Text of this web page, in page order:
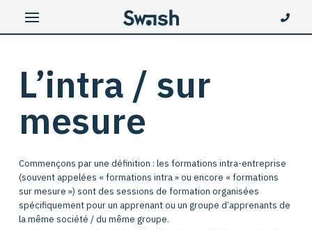
L’intra / sur
mesure
Commençons par une définition : les formations intra-entreprise
(souvent appelées « formations intra » ou encore « formations
sur mesure ») sont des sessions de formation organisées
spécifiquement pour un apprenant ou un groupe d’apprenants de
la même société / du même groupe.